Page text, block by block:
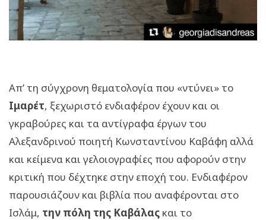
Απ’ τη σύγχρονη θεματολογία που «ντύνει» το
Ιμαρέτ, ξεχωριστό ενδιαφέρον έχουν και οι
γκραβούρες και τα αντίγραφα έργων του
Αλεξανδρινού ποιητή Κωνσταντίνου Καβάφη αλλά
και κείμενα και γελοιογραφίες που αφορούν στην
κριτική που δέχτηκε στην εποχή του. Ενδιαφέρον
παρουσιάζουν και βιβλία που αναφέρονται στο
Ισλάμ, την πόλη της Καβάλας και το